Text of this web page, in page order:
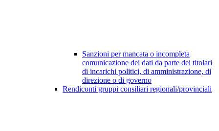
Sanzioni per mancata o incompleta
comunicazione dei dati da parte dei titolari
di incarichi politici, di amministrazione, di
direzione o di governo
Rendiconti gruppi consiliari regionali/provinciali